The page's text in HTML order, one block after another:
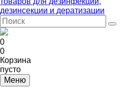
дезинсекции и дератизации
0
0
Корзина
пусто
Меню